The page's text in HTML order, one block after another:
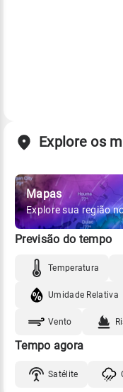
Explore os
Mapas
Explore sua região
Previsão do tempo
Temperatura
Umidade Relativa
Vento
Tempo agora
Satélite